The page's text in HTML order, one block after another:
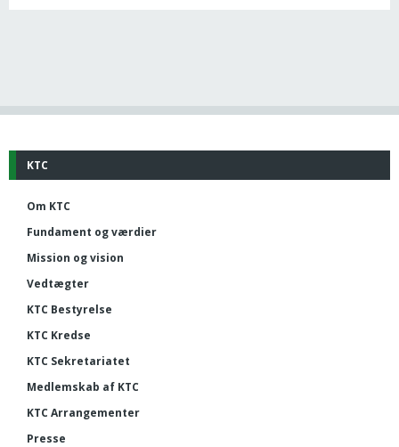
KTC
Om KTC
Fundament og værdier
Mission og vision
Vedtægter
KTC Bestyrelse
KTC Kredse
KTC Sekretariatet
Medlemskab af KTC
KTC Arrangementer
Presse